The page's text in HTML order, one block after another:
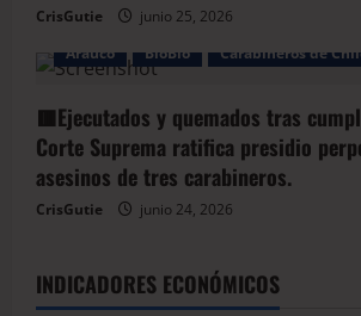
CrisGutie
junio 25, 2026
Arauco
BioBio Carabineros de
🟥Ejecutados y quemados tras
Corte Suprema ratifica presidio
asesinos de tres carabineros.
CrisGutie junio 24, 2026
INDICADORES ECONÓMICOS